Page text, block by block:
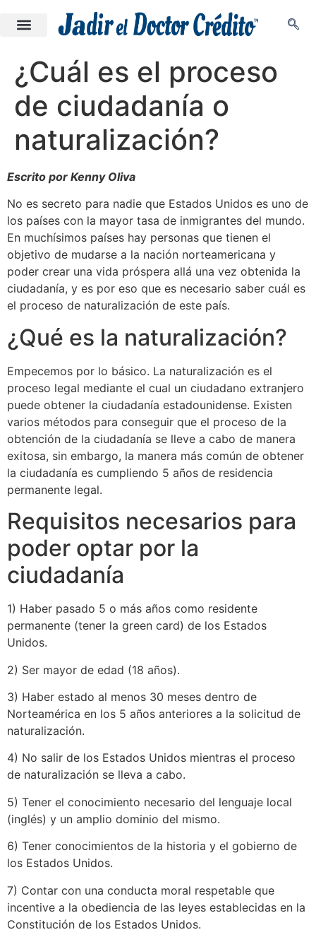
¿Cuál es el proceso
de ciudadanía o
naturalización?
Escrito por Kenny Oliva
No es secreto para nadie que Estados Unidos es uno de
los países con la mayor tasa de inmigrantes del mundo.
En muchísimos países hay personas que tienen el
objetivo de mudarse a la nación norteamericana y
poder crear una vida próspera allá una vez obtenida la
ciudadanía, y es por eso que es necesario saber cuál es
el proceso de naturalización de este país.
¿Qué es la naturalización?
Empecemos por lo básico. La naturalización es el
proceso legal mediante el cual un ciudadano extranjero
puede obtener la ciudadanía estadounidense. Existen
varios métodos para conseguir que el proceso de la
obtención de la ciudadanía se lleve a cabo de manera
exitosa, sin embargo, la manera más común de obtener
la ciudadanía es cumpliendo 5 años de residencia
permanente legal.
Requisitos necesarios para
poder optar por la
ciudadanía
1) Haber pasado 5 o más años como residente
permanente (tener la green card) de los Estados
Unidos.
2) Ser mayor de edad (18 años).
3) Haber estado al menos 30 meses dentro de
Norteamérica en los 5 años anteriores a la solicitud de
naturalización.
4) No salir de los Estados Unidos mientras el proceso
de naturalización se lleva a cabo.
5) Tener el conocimiento necesario del lenguaje local
(inglés) y un amplio dominio del mismo.
6) Tener conocimientos de la historia y el gobierno de
los Estados Unidos.
7) Contar con una conducta moral respetable que
incentive a la obediencia de las leyes establecidas en la
Constitución de los Estados Unidos.